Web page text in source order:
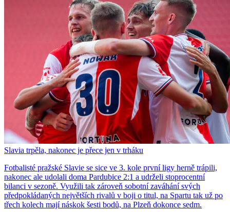
Slavia trpěla, nakonec je přece jen v trháku
Fotbalisté pražské Slavie se sice ve 3. kole první ligy herně trápili,
nakonec ale udolali doma Pardubice 2:1 a udrželi stoprocentní
bilanci v sezoně. Využili tak zároveň sobotní zaváhání svých
předpokládaných největších rivalů v boji o titul, na Spartu tak už po
třech kolech mají náskok šesti bodů, na Plzeň dokonce sedm.